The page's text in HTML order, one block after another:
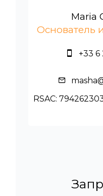
Maria
Основатель
+33 6
RSAC: